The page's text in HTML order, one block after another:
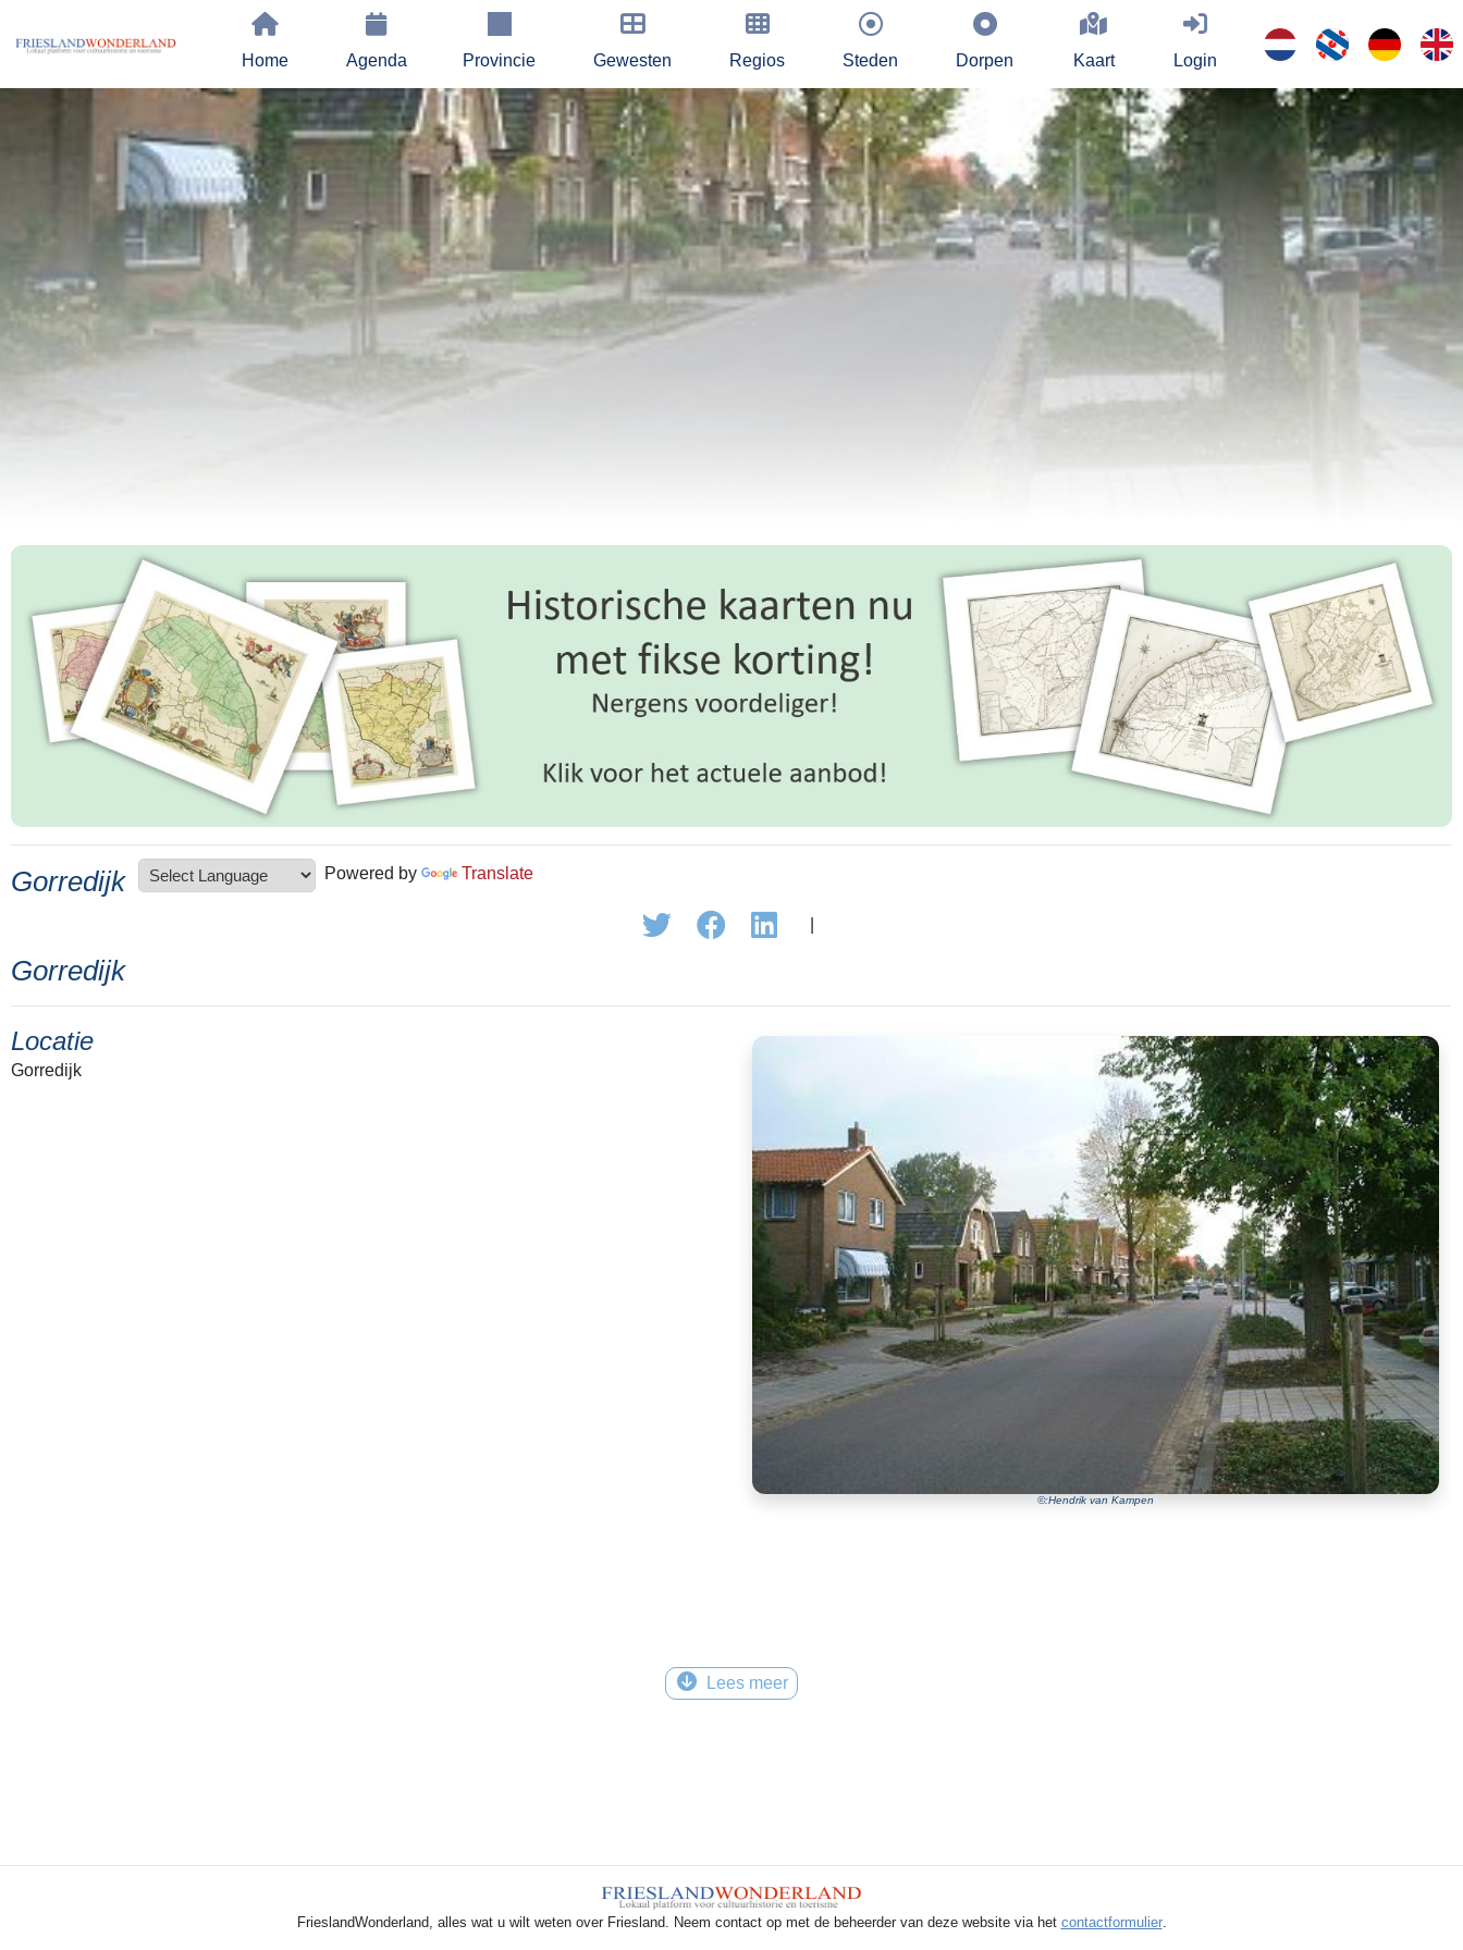
Home Agenda Provincie Gewesten Regios Steden Dorpen Kaart Login
Gorredijk Powered by Translate
Gorredijk
©:Hendrik van Kampen
Locatie
Gorredijk
Lees meer
FrieslandWonderland, alles wat u wilt weten over Friesland. Neem contact op met de beheerder van deze website via het contactformulier.